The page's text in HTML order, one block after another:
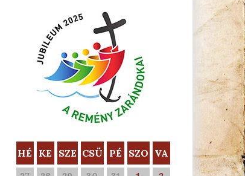
HÉ KE SZE CSÜ PÉ SZO VA